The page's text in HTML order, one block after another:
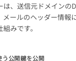
は、送信元ドメイン
メールのヘッダー情
みです。